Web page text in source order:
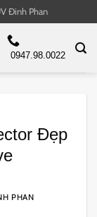
Đinh Phan
0947.98.0022
Đẹp
PHAN